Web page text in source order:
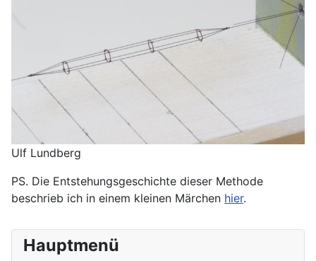
Hauptmenü
Ulf Lundberg
PS. Die Entstehungsgeschichte dieser Methode
beschrieb ich in einem kleinen Märchen hier.